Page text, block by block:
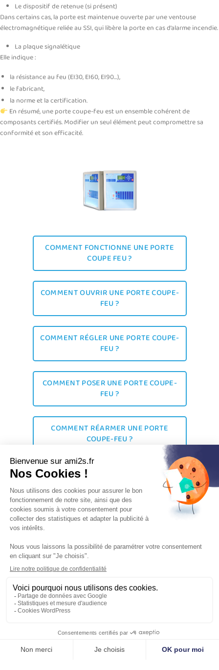
Le dispositif de retenue (si présent)
Dans certains cas, la porte est maintenue ouverte par une ventouse
électromagnétique reliée au SSI, qui libère la porte en cas d’alarme incendie.
La plaque signalétique
Elle indique :
la résistance au feu (EI30, EI60, EI90…),
le fabricant,
la norme et la certification.
En résumé, une porte coupe-feu est un ensemble cohérent de
composants certifiés. Modifier un seul élément peut compromettre sa
conformité et son efficacité.
COMMENT FONCTIONNE UNE PORTE
COUPE FEU ?
COMMENT OUVRIR UNE PORTE COUPE-
FEU ?
COMMENT RÉGLER UNE PORTE COUPE-
FEU ?
COMMENT POSER UNE PORTE COUPE-
FEU ?
COMMENT RÉARMER UNE PORTE
COUPE-FEU ?
QUAND METTRE UNE PORTE COUPE-
COMMENT RECONNAITRE UNE PORTE
Sécurité incendie
Désenfumage mécanique
Portes coupe-feu
Interphonie de sécurité
AMI2S 12 ter rue de